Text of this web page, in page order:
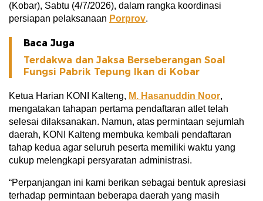
(Kobar), Sabtu (4/7/2026), dalam rangka koordinasi
persiapan pelaksanaan Porprov.
Baca Juga
Terdakwa dan Jaksa Berseberangan Soal
Fungsi Pabrik Tepung Ikan di Kobar
Ketua Harian KONI Kalteng, M. Hasanuddin Noor,
mengatakan tahapan pertama pendaftaran atlet telah
selesai dilaksanakan. Namun, atas permintaan sejumlah
daerah, KONI Kalteng membuka kembali pendaftaran
tahap kedua agar seluruh peserta memiliki waktu yang
cukup melengkapi persyaratan administrasi.
“Perpanjangan ini kami berikan sebagai bentuk apresiasi
terhadap permintaan beberapa daerah yang masih